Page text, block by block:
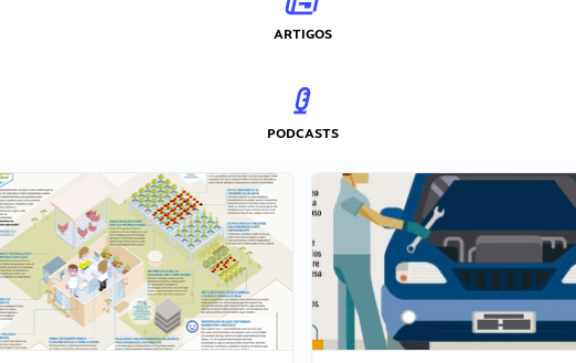
ARTIGOS
PODCASTS